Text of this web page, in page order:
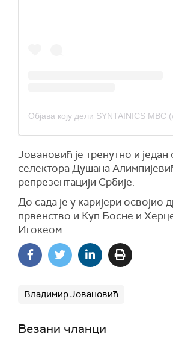
Јовановић је тренутно и
селектора Душана
репрезентацији Србије.
До сада је у каријери освојио
првенство и Куп Босне и
Игокеом.
Владимир Јовановић
Везани чланци